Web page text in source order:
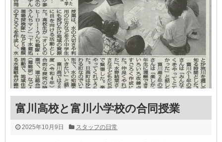
富川高校と富川小学校の合同授業
2025年10月9日 スタッフの日常